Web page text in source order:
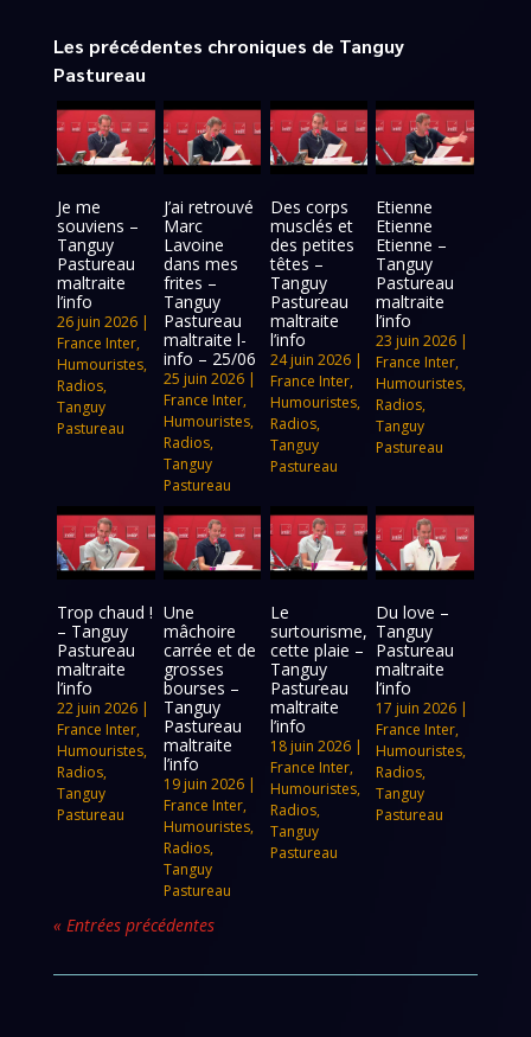
Les précédentes chroniques de Tanguy
Pastureau
Je me
souviens –
Tanguy
Pastureau
maltraite
l’info
26 juin 2026 |
France Inter,
Humouristes,
Radios,
Tanguy
Pastureau
J’ai retrouvé
Marc
Lavoine
dans mes
frites –
Tanguy
Pastureau
maltraite l-
info – 25/06
25 juin 2026|
France Inter,
Humouristes,
Radios,
Tanguy
Pastureau
Des corps
musclés et
des petites
têtes –
Tanguy
Pastureau
maltraite
l’info
24 juin 2026|
France Inter,
Humouristes,
Radios,
Tanguy
Pastureau
Etienne
Etienne
Etienne –
Tanguy
Pastureau
maltraite
l’info
23 juin 2026 |
France Inter,
Humouristes,
Radios,
Tanguy
Pastureau
Trop chaud !
– Tanguy
Pastureau
maltraite
l’info
22 juin 2026 |
France Inter,
Humouristes,
Radios,
Tanguy
Pastureau
Une
mâchoire
carrée et de
grosses
bourses –
Tanguy
Pastureau
maltraite
l’info
19 juin 2026|
France Inter,
Humouristes,
Radios,
Tanguy
Pastureau
Le
surtourisme,
cette plaie –
Tanguy
Pastureau
maltraite
l’info
18 juin 2026|
France Inter,
Humouristes,
Radios,
Tanguy
Pastureau
Du love –
Tanguy
Pastureau
maltraite
l’info
17 juin 2026 |
France Inter,
Humouristes,
Radios,
Tanguy
Pastureau
« Entrées précédentes